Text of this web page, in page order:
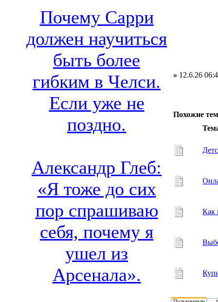
Почему Сарри
должен научиться
быть более
гибким в Челси.
Если уже не
поздно.
Александр Глеб:
«Я тоже до сих
пор спрашиваю
себя, почему я
ушел из
Арсенала».
» 12.6.26
Похожие
Как